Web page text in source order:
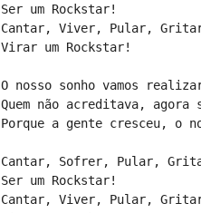
Ser um Rockstar!
Cantar, Viver, Pular,
Virar um Rockstar!
O nosso sonho vamos
Quem não acreditava, agora
Porque a gente cresceu, o
Cantar, Sofrer, Pular,
Ser um Rockstar!
Cantar, Viver, Pular,